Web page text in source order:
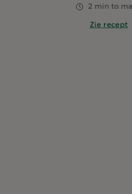
2 min to
Zie recept